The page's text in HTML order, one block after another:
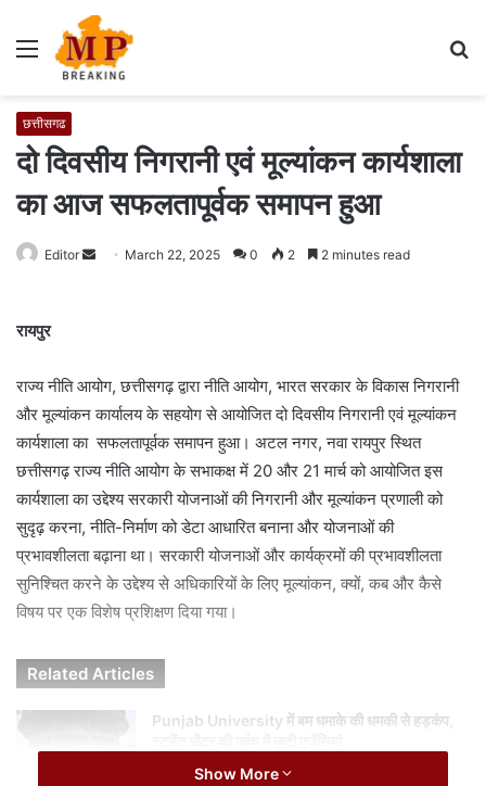
Menu
छत्तीसगढ
दो दिवसीय निगरानी एवं मूल्यांकन कार्यशाला
का आज सफलतापूर्वक समापन हुआ
Editor
n
e
m
a
l
March 22, 2025 0 2 2 minutes read
रायपुर
राज्य नीति आयोग, छत्तीसगढ़ द्वारा नीति आयोग, भारत सरकार के विकास निगरानी
और मूल्यांकन कार्यालय के सहयोग से आयोजित दो दिवसीय निगरानी एवं मूल्यांकन
कार्यशाला का सफलतापूर्वक समापन हुआ। अटल नगर, नवा रायपुर स्थित
छत्तीसगढ़ राज्य नीति आयोग के सभाकक्ष में 20 और 21 मार्च को आयोजित इस
कार्यशाला का उद्देश्य सरकारी योजनाओं की निगरानी और मूल्यांकन प्रणाली को
सुदृढ़ करना, नीति-निर्माण को डेटा आधारित बनाना और योजनाओं की
प्रभावशीलता बढ़ाना था। सरकारी योजनाओं और कार्यक्रमों की प्रभावशीलता
सुनिश्चित करने के उद्देश्य से अधिकारियों के लिए मूल्यांकन, क्यों, कब और कैसे
विषय पर एक विशेष प्रशिक्षण दिया गया।
Related Articles
Punjab University में बम धमाके की धमकी से हड़कंप,
August 8, 2026
Show More